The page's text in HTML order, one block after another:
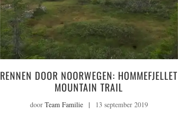
RENNEN DOOR NOORWEGEN: HOMMEFJELLET
MOUNTAIN TRAIL
door Team Familie |
13 september 2019